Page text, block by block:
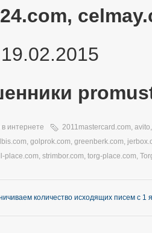
интернете 2011mastercard.com, avito
, golprok.com, greenberk.com,
place.com, strimbor.com, torg-place.com,
количество исходящих писем с 1